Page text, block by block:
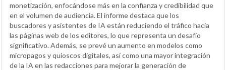
monetización, enfocándose más en la confianza y credibilidad que
en el volumen de audiencia. El informe destaca que los
buscadores y asistentes de IA están reduciendo el tráfico hacia
las páginas web de los editores, lo que representa un desafío
significativo. Además, se prevé un aumento en modelos como
micropagos y quioscos digitales, así como una mayor integración
de la IA en las redacciones para mejorar la generación de